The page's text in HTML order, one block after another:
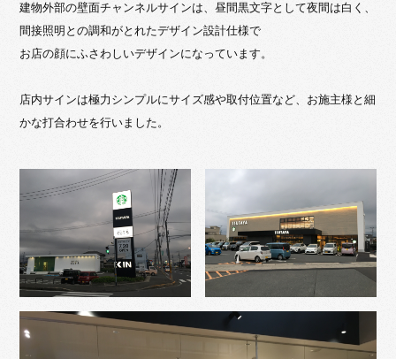
建物外部の壁面チャンネルサインは、昼間黒文字として夜間は白く、
間接照明との調和がとれたデザイン設計仕様で
お店の顔にふさわしいデザインになっています。
店内サインは極力シンプルにサイズ感や取付位置など、お施主様と細
かな打合わせを行いました。